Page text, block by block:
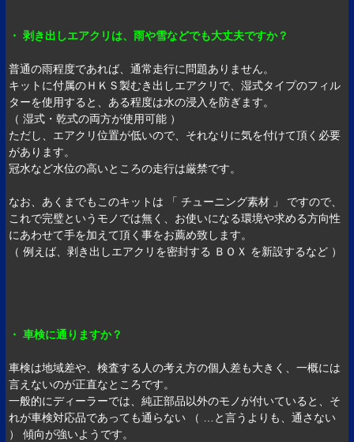
・ 剥き出しエアクリは、雨や雪などでも大丈夫ですか？
普通の雨程度であれば、通常走行に問題ありません。
キットに付属のＨＫＳ製むき出しエアクリで、湿式タイプのフィル
ターを使用すると、ある程度は水の浸入を防ぎます。
（ 湿式・乾式の両方が使用可能 ）
ただし、エアクリ位置が低いので、それなりに気を付けて頂く必要
があります。
冠水など水位の高いところの走行は厳禁です。
なお、あくまでもこのキットは 「 チューニング素材 」 ですので、
これで完璧というモノでは無く、お使いになる環境や求める方向性
にあわせて手を加えて頂く事をお薦め致します。
（ 例えば、剥き出しエアクリを密封する ＢＯＸ を新設するなど ）
・ 車検に通りますか？
車検は地域差や、検査する人の考え方の個人差も大きく、一概には
言えないのが正直なところです。
一般的にディーラーでは、純正部品以外のモノが付いていると、そ
れが車検対応品であっても通らない （ …と言うよりも、通さない
） 傾向が強いようです。